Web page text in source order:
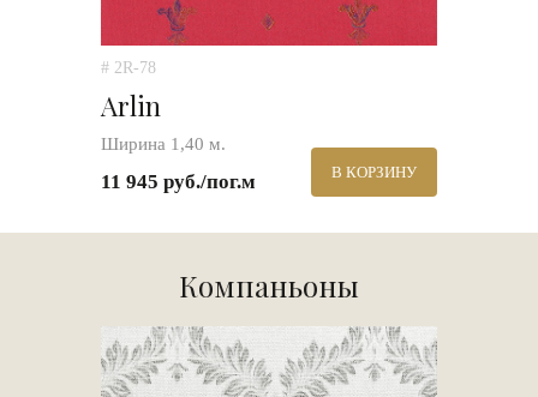
# 2R-78
Arlin
Ширина 1,40 м.
11 945 руб./пог.м В КОРЗИНУ
Компаньоны